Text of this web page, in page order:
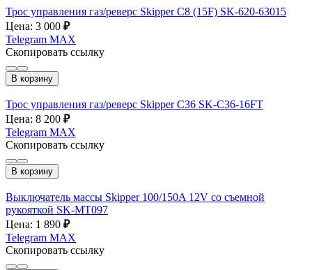
Трос управления газ/реверс Skipper C8 (15F) SK-620-63015
Цена: 3 000 ₽
Telegram MAX
Скопировать ссылку
В корзину
Трос управления газ/реверс Skipper C36 SK-C36-16FT
Цена: 8 200 ₽
Telegram MAX
Скопировать ссылку
В корзину
Выключатель массы Skipper 100/150A 12V со съемной
рукояткой SK-MT097
Цена: 1 890 ₽
Telegram MAX
Скопировать ссылку